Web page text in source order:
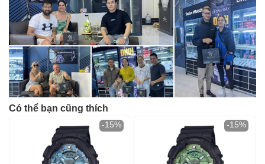
Có thể bạn cũng thích
-15% -15%